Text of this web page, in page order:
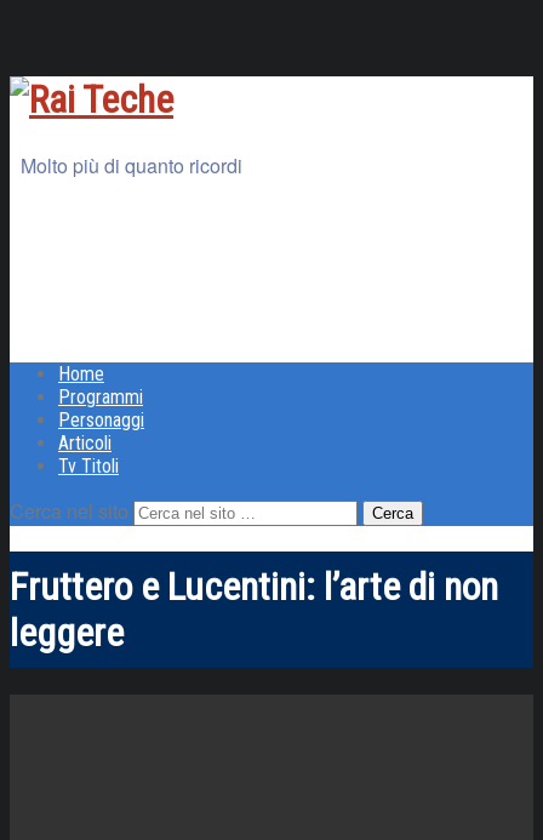
Molto più di quanto ricordi
Home
Programmi
Personaggi
Articoli
Tv Titoli
Cerca nel sito
Fruttero e Lucentini: l’arte di non
leggere